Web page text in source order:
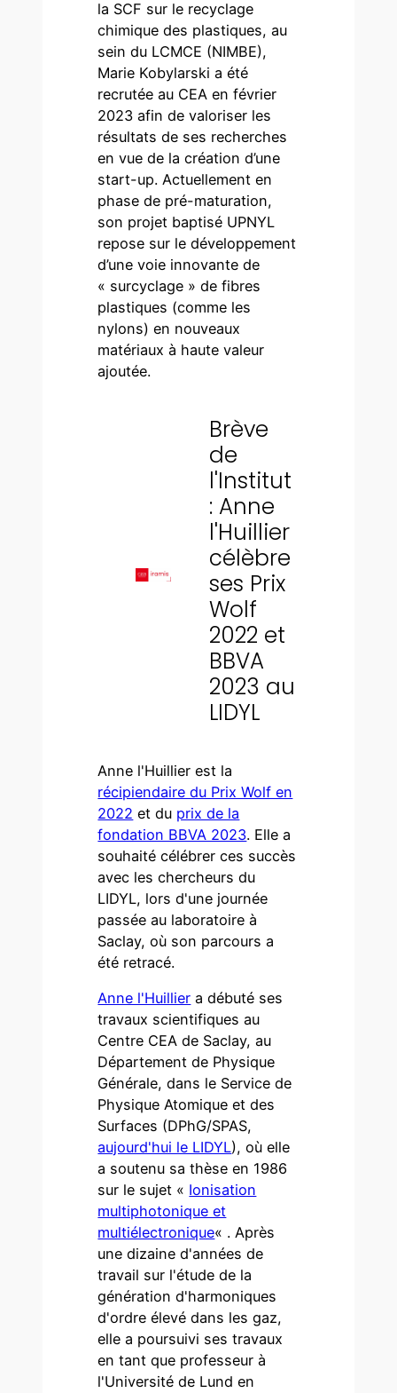
la SCF sur le recyclage
chimique des plastiques, au
sein du LCMCE (NIMBE),
Marie Kobylarski a été
recrutée au CEA en février
2023 afin de valoriser les
résultats de ses recherches
en vue de la création d’une
start-up. Actuellement en
phase de pré-maturation,
son projet baptisé UPNYL
repose sur le développement
d’une voie innovante de
« surcyclage » de fibres
plastiques (comme les
nylons) en nouveaux
matériaux à haute valeur
ajoutée.
Brève
de
l'Institut
: Anne
l'Huillier
célèbre
ses Prix
Wolf
2022 et
BBVA
2023 au
LIDYL
Anne l'Huillier est la
récipiendaire du Prix Wolf en
2022 et du prix de la
fondation BBVA 2023. Elle a
souhaité célébrer ces succès
avec les chercheurs du
LIDYL, lors d'une journée
passée au laboratoire à
Saclay, où son parcours a
été retracé.
Anne l'Huillier a débuté ses
travaux scientifiques au
Centre CEA de Saclay, au
Département de Physique
Générale, dans le Service de
Physique Atomique et des
Surfaces (DPhG/SPAS,
aujourd'hui le LIDYL), où elle
a soutenu sa thèse en 1986
sur le sujet « Ionisation
multiphotonique et
multiélectronique« . Après
une dizaine d'années de
travail sur l'étude de la
génération d'harmoniques
d'ordre élevé dans les gaz,
elle a poursuivi ses travaux
en tant que professeur à
l'Université de Lund en